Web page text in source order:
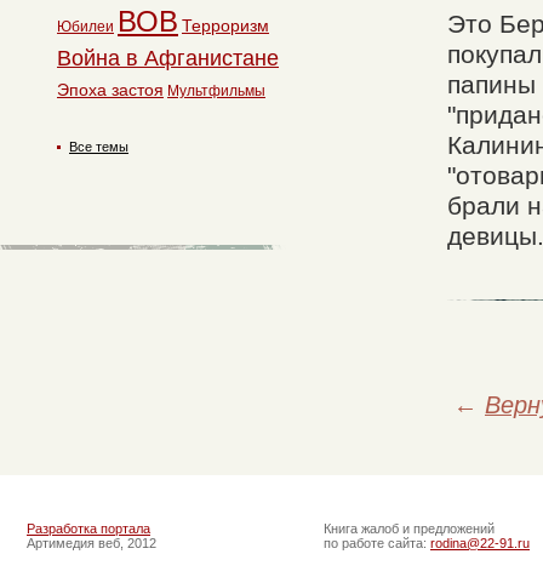
Это
папины
брали
девицы.
←
Юбилеи ВОВ Терроризм
Война в Афганистане
Эпоха застоя Мультфильмы
Все темы
Разработка портала
Артимедия веб, 2012
Книга жалоб и предложений
по работе сайта: rodina@22-91.ru